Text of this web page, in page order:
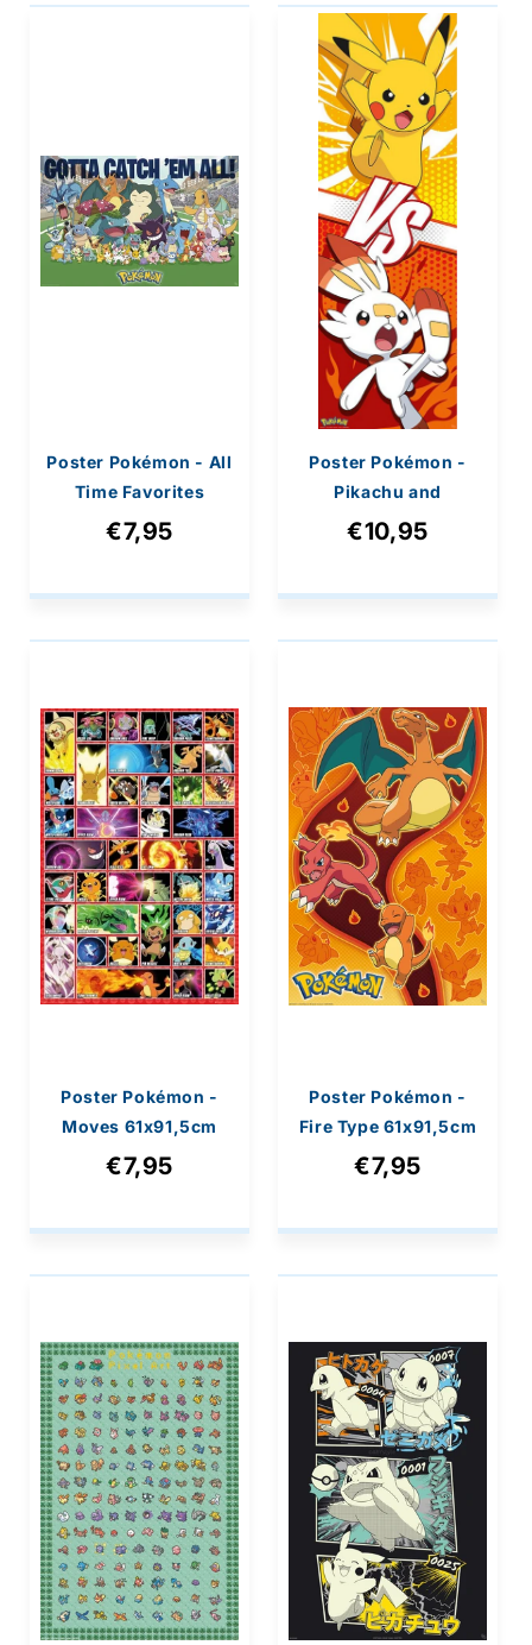
Poster Pokémon - All
Time Favorites
91,5x61cm
€7,95
Poster Pokémon -
Pikachu and
Scorbunny
53x158cm
€10,95
Poster Pokémon -
Moves 61x91,5cm
€7,95
Poster Pokémon -
Fire Type 61x91,5cm
€7,95